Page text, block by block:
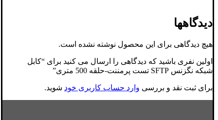
دیدگاهها
هیچ دیدگاهی برای این محصول نوشته نشده است.
اولین نفری باشید که دیدگاهی را ارسال می کنید برای “کابل
شبکه نگزنس SFTP تست پرمننت-حلقه 500 متری”
برای ثبت نقد و بررسی وارد حساب کاربری خود شوید.